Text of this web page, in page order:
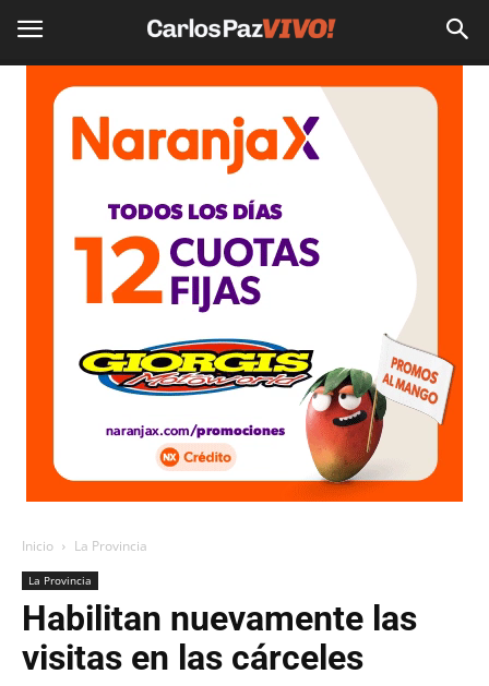
Inicio La Provincia
La Provincia
Habilitan nuevamente las
visitas en las cárceles